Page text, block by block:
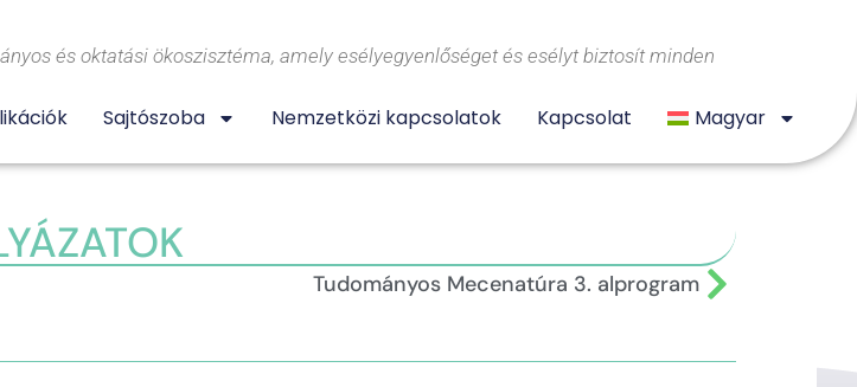
és oktatási ökoszisztéma, amely esélyegyenlőséget és esélyt biztosít minden
Sajtószoba Nemzetközi kapcsolatok Kapcsolat Magyar
Tudományos Mecenatúra 3. alprogram